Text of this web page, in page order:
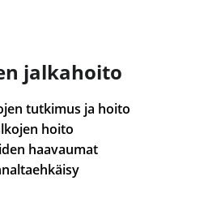
tutkimus ja hoito
hoito
haavaumat
jalkahoito